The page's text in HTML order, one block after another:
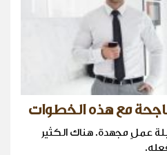
مع هذه الخطوات
عملٍ مجهدة. هناك الكثير